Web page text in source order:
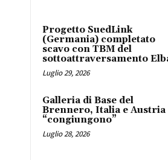
Progetto SuedLink
(Germania) completato
scavo con TBM del
sottoattraversamento
Luglio 29, 2026
Galleria di Base del
Brennero, Italia e Austria
“congiungono”
Luglio 28, 2026